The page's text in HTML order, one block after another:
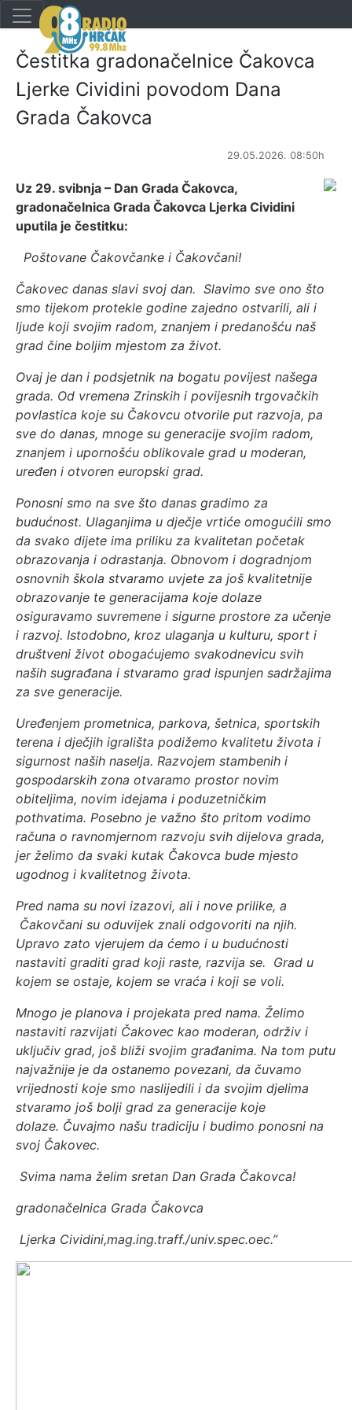
Čestitka gradonačelnice Čakovca
Ljerke Cividini povodom Dana
Grada Čakovca
29.05.2026. 08:50h
Uz 29. svibnja – Dan Grada Čakovca,
gradonačelnica Grada Čakovca Ljerka Cividini
uputila je čestitku:
Poštovane Čakovčanke i Čakovčani!
Čakovec danas slavi svoj dan. Slavimo sve ono što
smo tijekom protekle godine zajedno ostvarili, ali i
ljude koji svojim radom, znanjem i predanošću naš
grad čine boljim mjestom za život.
Ovaj je dan i podsjetnik na bogatu povijest našega
grada. Od vremena Zrinskih i povijesnih trgovačkih
povlastica koje su Čakovcu otvorile put razvoja, pa
sve do danas, mnoge su generacije svojim radom,
znanjem i upornošću oblikovale grad u moderan,
uređen i otvoren europski grad.
Ponosni smo na sve što danas gradimo za
budućnost. Ulaganjima u dječje vrtiće omogućili smo
da svako dijete ima priliku za kvalitetan početak
obrazovanja i odrastanja. Obnovom i dogradnjom
osnovnih škola stvaramo uvjete za još kvalitetnije
obrazovanje te generacijama koje dolaze
osiguravamo suvremene i sigurne prostore za učenje
i razvoj. Istodobno, kroz ulaganja u kulturu, sport i
društveni život obogaćujemo svakodnevicu svih
naših sugrađana i stvaramo grad ispunjen sadržajima
za sve generacije.
Uređenjem prometnica, parkova, šetnica, sportskih
terena i dječjih igrališta podižemo kvalitetu života i
sigurnost naših naselja. Razvojem stambenih i
gospodarskih zona otvaramo prostor novim
obiteljima, novim idejama i poduzetničkim
pothvatima. Posebno je važno što pritom vodimo
računa o ravnomjernom razvoju svih dijelova grada,
jer želimo da svaki kutak Čakovca bude mjesto
ugodnog i kvalitetnog života.
Pred nama su novi izazovi, ali i nove prilike, a
Čakovčani su oduvijek znali odgovoriti na njih.
Upravo zato vjerujem da ćemo i u budućnosti
nastaviti graditi grad koji raste, razvija se. Grad u
kojem se ostaje, kojem se vraća i koji se voli.
Mnogo je planova i projekata pred nama. Želimo
nastaviti razvijati Čakovec kao moderan, održiv i
uključiv grad, još bliži svojim građanima. Na tom putu
najvažnije je da ostanemo povezani, da čuvamo
vrijednosti koje smo naslijedili i da svojim djelima
stvaramo još bolji grad za generacije koje
dolaze. Čuvajmo našu tradiciju i budimo ponosni na
svoj Čakovec.
Svima nama želim sretan Dan Grada Čakovca!
gradonačelnica Grada Čakovca
Ljerka Cividini,mag.ing.traff./univ.spec.oec.”